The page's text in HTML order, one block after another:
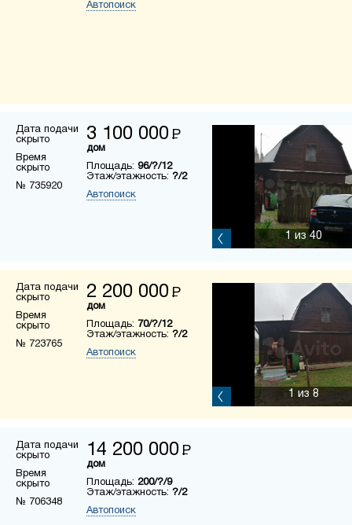
Автопоиск
Дата подачи
скрыто
Время
скрыто
№ 735920
3 100 000 Р
дом
Площадь: 96/?/12
Этаж/этажность: ?/2
Автопоиск
1 из 40
Дата подачи
скрыто
Время
скрыто
№ 723765
2 200 000 Р
дом
Площадь: 70/?/12
Этаж/этажность: ?/2
Автопоиск
1 из 8
Дата подачи
скрыто
Время
скрыто
№ 706348
14 200 000 Р
дом
Площадь: 200/?/9
Этаж/этажность: ?/2
Автопоиск